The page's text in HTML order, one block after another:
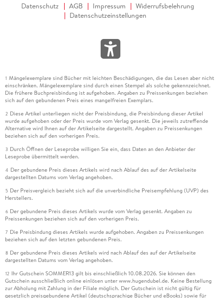
Datenschutz AGB Impressum
Widerrufsbelehrung
Datenschutzeinstellungen
1 Mängelexemplare sind Bücher mit leichten Beschädigungen, die das Lesen aber nicht
einschränken. Mängelexemplare sind durch einen Stempel als solche gekennzeichnet.
Die frühere Buchpreisbindung ist aufgehoben. Angaben zu Preissenkungen beziehen
sich auf den gebundenen Preis eines mangelfreien Exemplars.
2 Diese Artikel unterliegen nicht der Preisbindung, die Preisbindung dieser Artikel
wurde aufgehoben oder der Preis wurde vom Verlag gesenkt. Die jeweils zutreffende
Alternative wird Ihnen auf der Artikelseite dargestellt. Angaben zu Preissenkungen
beziehen sich auf den vorherigen Preis.
3 Durch Öffnen der Leseprobe willigen Sie ein, dass Daten an den Anbieter der
Leseprobe übermittelt werden.
4 Der gebundene Preis dieses Artikels wird nach Ablauf des auf der Artikelseite
dargestellten Datums vom Verlag angehoben.
5 Der Preisvergleich bezieht sich auf die unverbindliche Preisempfehlung (UVP) des
Herstellers.
6 Der gebundene Preis dieses Artikels wurde vom Verlag gesenkt. Angaben zu
Preissenkungen beziehen sich auf den vorherigen Preis.
7 Die Preisbindung dieses Artikels wurde aufgehoben. Angaben zu Preissenkungen
beziehen sich auf den letzten gebundenen Preis.
8 Der gebundene Preis dieses Artikels wird nach Ablauf des auf der Artikelseite
dargestellten Datums vom Verlag angehoben.
12 Ihr Gutschein SOMMER13 gilt bis einschließlich 10.08.2026. Sie können den
Gutschein ausschließlich online einlösen unter www.hugendubel.de. Keine Bestellung
zur Abholung mit Zahlung in der Filiale möglich. Der Gutschein ist nicht gültig für
gesetzlich preisgebundene Artikel (deutschsprachige Bücher und eBooks) sowie für